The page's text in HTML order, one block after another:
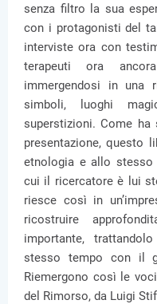
senza filtro la sua
con i protagonisti del
interviste ora con
terapeuti ora
immergendosi in una
simboli, luoghi
superstizioni. Come ha
presentazione, questo
etnologia e allo stesso
cui il ricercatore è lui
riesce così in
ricostruire
importante,
stesso tempo con il
Riemergono così le
del Rimorso, da Luigi